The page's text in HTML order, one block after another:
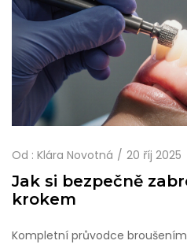
Od : Klára Novotná 20 říj 2025
Jak si bezpečně
krokem
Kompletní průvodce